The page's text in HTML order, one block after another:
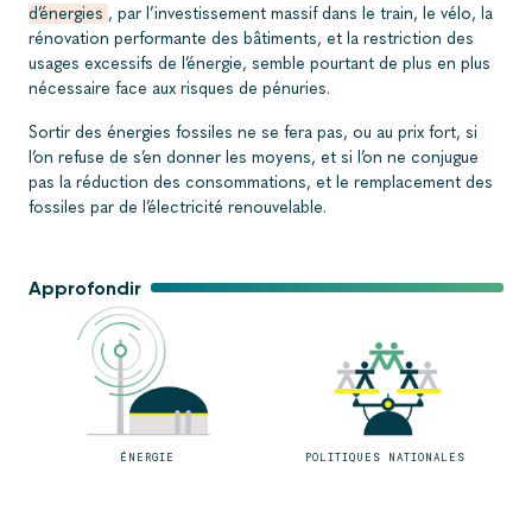
Approfondir
ÉNERGIE POLITIQUES NATIONALES
d’énergies , par l’investissement massif dans le train, le vélo, la
rénovation performante des bâtiments, et la restriction des
usages excessifs de l’énergie, semble pourtant de plus en plus
nécessaire face aux risques de pénuries.
Sortir des énergies fossiles ne se fera pas, ou au prix fort, si
l’on refuse de s’en donner les moyens, et si l’on ne conjugue
pas la réduction des consommations, et le remplacement des
fossiles par de l’électricité renouvelable.